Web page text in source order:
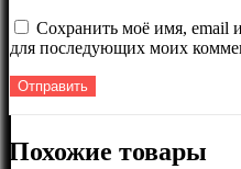
Сохранить моё имя, email
для последующих моих
Похожие товары